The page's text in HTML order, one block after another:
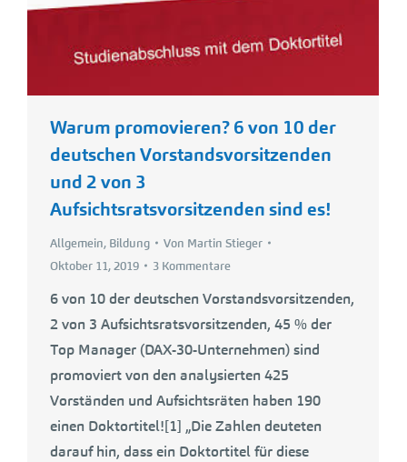
Warum promovieren? 6 von 10 der
deutschen Vorstandsvorsitzenden
und 2 von 3
Aufsichtsratsvorsitzenden sind es!
Allgemein, Bildung Von Martin Stieger
Oktober 11, 2019
3 Kommentare
6 von 10 der deutschen Vorstandsvorsitzenden,
2 von 3 Aufsichtsratsvorsitzenden, 45 % der
Top Manager (DAX-30-Unternehmen) sind
promoviert von den analysierten 425
Vorständen und Aufsichtsräten haben 190
einen Doktortitel![1] „Die Zahlen deuteten
darauf hin, dass ein Doktortitel für diese